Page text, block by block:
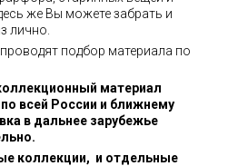
же Вы можете забрать и
лично.
подбор материала по
материал
всей России и ближнему
в дальнее зарубежье
коллекции, и отдельные